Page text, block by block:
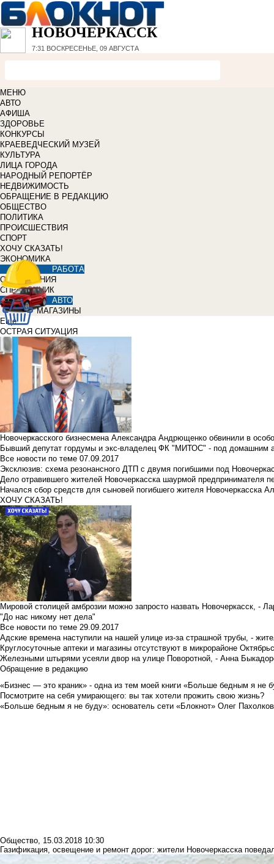
НОВОЧЕРКАССК
7:31 ВОСКРЕСЕНЬЕ, 09 АВГУСТА
МЕНЮ
АВТО
АФИША
ЗДОРОВЬЕ
КОНКУРСЫ
КРАЕВЕДЧЕСКИЙ МУЗЕЙ
КУЛЬТУРА
ЛИЦА ГОРОДА
НАРОДНЫЙ РЕПОРТЁР
НЕДВИЖИМОСТЬ
ОБРАЩЕНИЕ В РЕДАКЦИЮ
ОБЩЕСТВО
ПОЛИТИКА
ПРОИСШЕСТВИЯ
СПОРТ
ХОЧУ СКАЗАТЬ!
ЭКОНОМИКА
РАБОТА
ОБЪЯВЛЕНИЯ
СПРАВОЧНИК
АВТО
МАГАЗИНЫ
Еще
ОСТРАЯ СИТУАЦИЯ
Новочеркасского бизнесмена Александра Андрющенко обвинили в
Бывший депутат гордумы и экс-владелец ФК "МИТОС" - под домашним
Все новости по теме 07.09.2017
Эксклюзив: схема резонансного ДТП с двумя погибшими под
Дело отравившего жителей Новочеркасска шаурмой предпринимателя
Начался сбор средств для сыновей погибшего жителя Новочеркасска
ХОЧУ СКАЗАТЬ!
Мировой столицей амброзии можно запросто назвать Новочеркасск, -
"До нас никому нет дела"
Все новости по теме 29.09.2017
Адские времена наступили на нашей улице из-за страшной трубы, -
Круглосуточные аптеки и магазины отсутствуют в микрорайоне
Железными штырями усеяли двор на улице Поворотной, - Анна
Обращение в редакцию
«Бизнес — это краник» - одна из тем моей книги «Больше бедным я не
Посмотрите на себя умирающего: вы так хотели прожить свою жизнь?
«Больше бедным я не буду»: основатель сети «Блокнот» Олег Пахолков
Общество, 15.03.2018 10:30
Газификация, освещение и ремонт дорог: жители Новочеркасска